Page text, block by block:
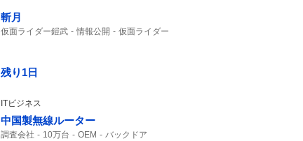
斬月
仮面ライダー鎧武 情報公開
仮面ライダー
残り1日
ITビジネス
中国製無線ルーター
調査会社 10万台 OEM
バックドア